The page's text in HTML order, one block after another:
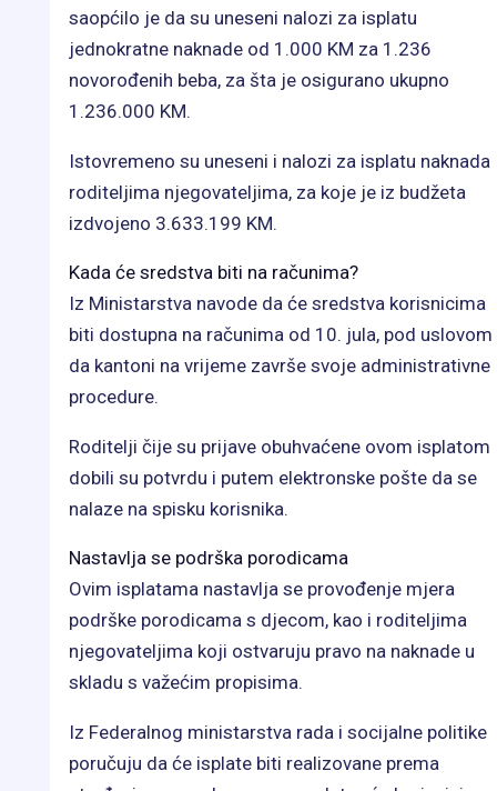
saopćilo je da su uneseni nalozi za isplatu
jednokratne naknade od 1.000 KM za 1.236
novorođenih beba, za šta je osigurano ukupno
1.236.000 KM.
Istovremeno su uneseni i nalozi za isplatu naknada
roditeljima njegovateljima, za koje je iz budžeta
izdvojeno 3.633.199 KM.
Kada će sredstva biti na računima?
Iz Ministarstva navode da će sredstva korisnicima
biti dostupna na računima od 10. jula, pod uslovom
da kantoni na vrijeme završe svoje administrativne
procedure.
Roditelji čije su prijave obuhvaćene ovom isplatom
dobili su potvrdu i putem elektronske pošte da se
nalaze na spisku korisnika.
Nastavlja se podrška porodicama
Ovim isplatama nastavlja se provođenje mjera
podrške porodicama s djecom, kao i roditeljima
njegovateljima koji ostvaruju pravo na naknade u
skladu s važećim propisima.
Iz Federalnog ministarstva rada i socijalne politike
poručuju da će isplate biti realizovane prema